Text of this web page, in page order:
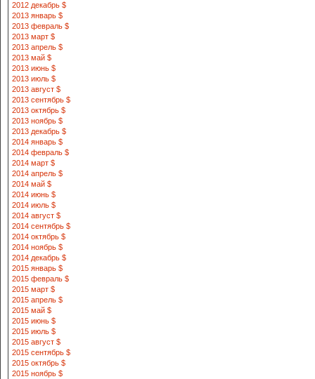
2012 декабрь $
2013 январь $
2013 февраль $
2013 март $
2013 апрель $
2013 май $
2013 июнь $
2013 июль $
2013 август $
2013 сентябрь $
2013 октябрь $
2013 ноябрь $
2013 декабрь $
2014 январь $
2014 февраль $
2014 март $
2014 апрель $
2014 май $
2014 июнь $
2014 июль $
2014 август $
2014 сентябрь $
2014 октябрь $
2014 ноябрь $
2014 декабрь $
2015 январь $
2015 февраль $
2015 март $
2015 апрель $
2015 май $
2015 июнь $
2015 июль $
2015 август $
2015 сентябрь $
2015 октябрь $
2015 ноябрь $